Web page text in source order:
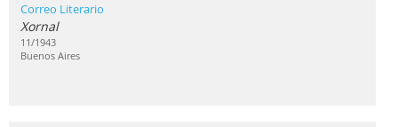
Correo Literario
Xornal
11/1943
Buenos Aires